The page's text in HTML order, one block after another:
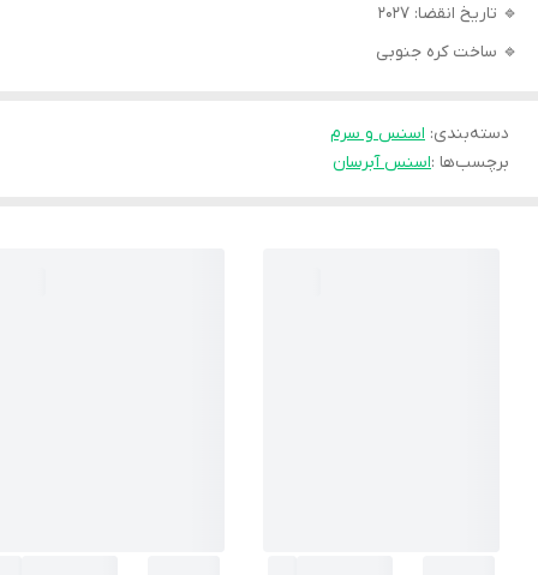
🔹 تاریخ انقضا: 2027
🔹 ساخت کره جنوبی
دسته‌بندی: اسنس و سرم
برچسب‌ها :اسنس آبرسان